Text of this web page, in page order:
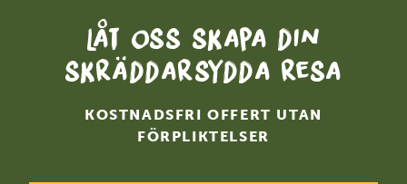
Låt oss skapa din
skräddarsydda resa
KOSTNADSFRI OFFERT UTAN
FÖRPLIKTELSER